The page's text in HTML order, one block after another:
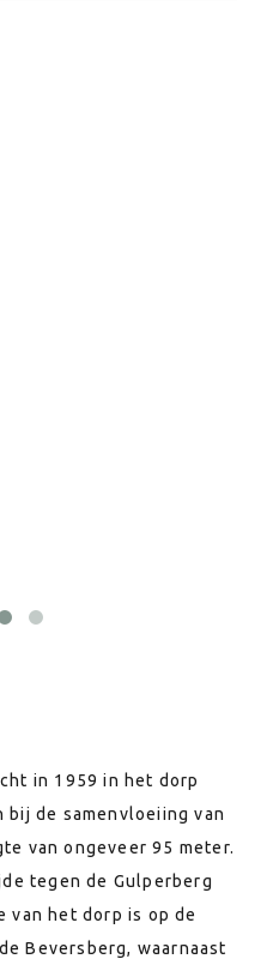
in 1959 in het dorp
bij de samenvloeiing van
van ongeveer 95 meter.
tegen de Gulperberg
van het dorp is op de
Beversberg, waarnaast